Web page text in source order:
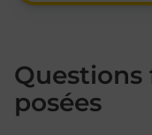
posées